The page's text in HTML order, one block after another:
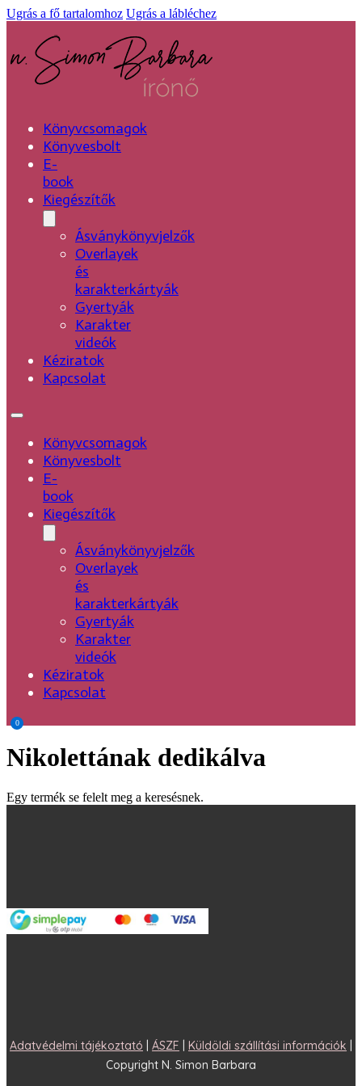
Ugrás a fő tartalomhoz Ugrás a lábléchez
Könyvcsomagok
Könyvesbolt
E-
book
Kiegészítők
Ásványkönyvjelzők
Overlayek
és
karakterkártyák
Gyertyák
Karakter
videók
Kéziratok
Kapcsolat
Könyvcsomagok
Könyvesbolt
E-
book
Kiegészítők
Ásványkönyvjelzők
Overlayek
és
karakterkártyák
Gyertyák
Karakter
videók
Kéziratok
Kapcsolat
0
Nikolettának dedikálva
Egy termék se felelt meg a keresésnek.
Adatvédelmi tájékoztató ÁSZF Küldöldi szállítási információk
Copyright N. Simon Barbara